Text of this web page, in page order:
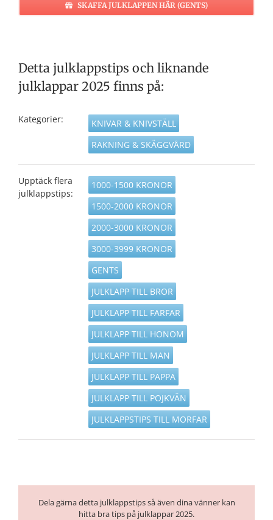
SKAFFA JULKLAPPEN HÄR (GENTS)
Detta julklappstips och liknande
julklappar 2025 finns på:
Kategorier:
KNIVAR & KNIVSTÄLL
RAKNING & SKÄGGVÅRD
Upptäck flera
julklappstips:
1000-1500 KRONOR
1500-2000 KRONOR
2000-3000 KRONOR
3000-3999 KRONOR
GENTS
JULKLAPP TILL BROR
JULKLAPP TILL FARFAR
JULKLAPP TILL HONOM
JULKLAPP TILL MAN
JULKLAPP TILL PAPPA
JULKLAPP TILL POJKVÄN
JULKLAPPSTIPS TILL MORFAR
Dela gärna detta julklappstips så även dina vänner kan
hitta bra tips på julklappar 2025.